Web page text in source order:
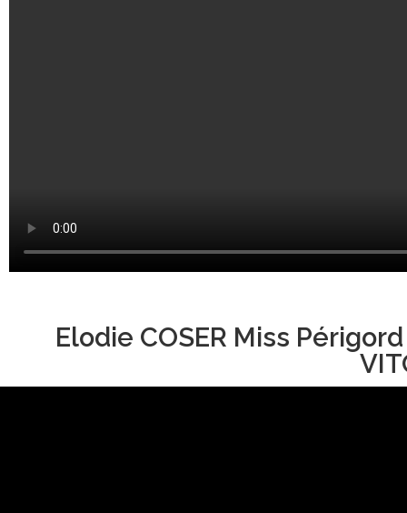
Elodie COSER Miss